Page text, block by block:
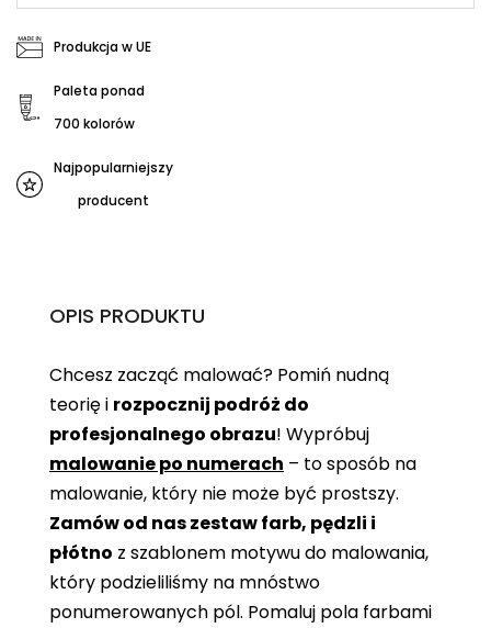
Produkcja w UE
Paleta ponad
700 kolorów
Najpopularniejszy
producent
OPIS PRODUKTU
Chcesz zacząć malować? Pomiń nudną
teorię i rozpocznij podróż do
profesjonalnego obrazu! Wypróbuj
malowanie po numerach – to sposób na
malowanie, który nie może być prostszy.
Zamów od nas zestaw farb, pędzli i
płótno z szablonem motywu do malowania,
który podzieliliśmy na mnóstwo
ponumerowanych pól. Pomaluj pola farbami